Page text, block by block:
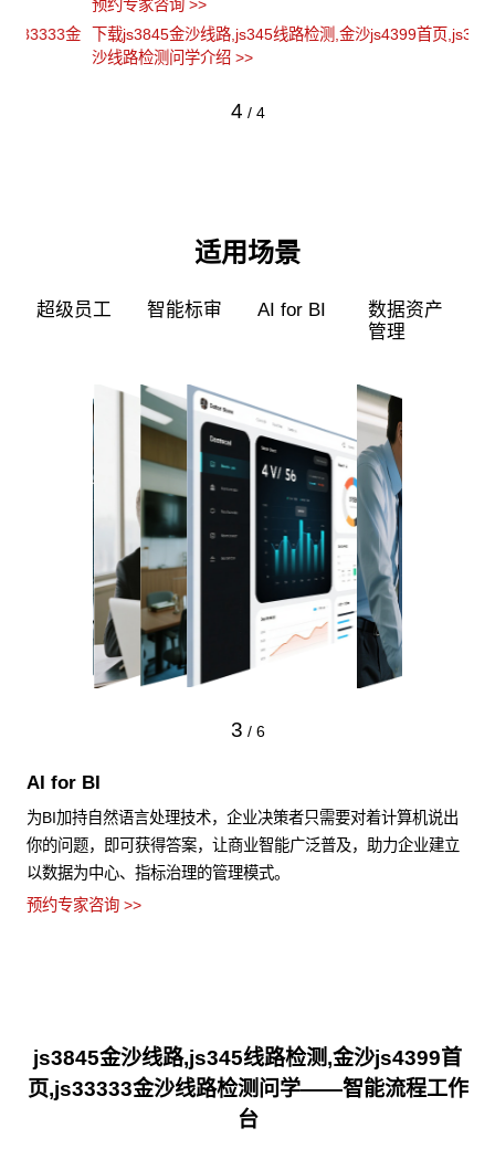
预约专家咨询 >>
下载js3845金沙线路,js345线路检测,金沙js4399首页,js33333金
沙线路检测问学介绍 >>
4 / 4
适用场景
超级员工 智能标审 AI for BI
数据资产
管理
3 / 6
AI for BI
为BI加持自然语言处理技术，企业决策者只需要对着计算机说出
你的问题，即可获得答案，让商业智能广泛普及，助力企业建立
以数据为中心、指标治理的管理模式。
预约专家咨询 >>
js3845金沙线路,js345线路检测,金沙js4399首
页,js33333金沙线路检测问学——智能流程工作
台